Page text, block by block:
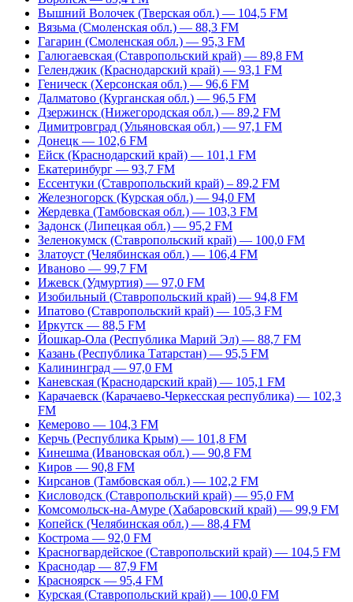
Вышний Волочек (Тверская обл.) — 104,5 FM
Вязьма (Смоленская обл.) — 88,3 FM
Гагарин (Смоленская обл.) — 95,3 FM
Галюгаевская (Ставропольский край) — 89,8 FM
Геленджик (Краснодарский край) — 93,1 FM
Геническ (Херсонская обл.) — 96,6 FM
Далматово (Курганская обл.) — 96,5 FM
Дзержинск (Нижегородская обл.) — 89,2 FM
Димитровград (Ульяновская обл.) — 97,1 FM
Донецк — 102,6 FM
Ейск (Краснодарский край) — 101,1 FM
Екатеринбург — 93,7 FM
Ессентуки (Ставропольский край) – 89,2 FM
Железногорск (Курская обл.) — 94,0 FM
Жердевка (Тамбовская обл.) — 103,3 FM
Задонск (Липецкая обл.) — 95,2 FM
Зеленокумск (Ставропольский край) — 100,0 FM
Златоуст (Челябинская обл.) — 106,4 FM
Иваново — 99,7 FM
Ижевск (Удмуртия) — 97,0 FM
Изобильный (Ставропольский край) — 94,8 FM
Ипатово (Ставропольский край) — 105,3 FM
Иркутск — 88,5 FM
Йошкар-Ола (Республика Марий Эл) — 88,7 FM
Казань (Республика Татарстан) — 95,5 FM
Калининград — 97,0 FM
Каневская (Краснодарский край) — 105,1 FM
Карачаевск (Карачаево-Черкесская республика) — 102,3
FM
Кемерово — 104,3 FM
Керчь (Республика Крым) — 101,8 FM
Кинешма (Ивановская обл.) — 90,8 FM
Киров — 90,8 FM
Кирсанов (Тамбовская обл.) — 102,2 FM
Кисловодск (Ставропольский край) — 95,0 FM
Комсомольск-на-Амуре (Хабаровский край) — 99,9 FM
Копейск (Челябинская обл.) — 88,4 FM
Кострома — 92,0 FM
Красногвардейское (Ставропольский край) — 104,5 FM
Краснодар — 87,9 FM
Красноярск — 95,4 FM
Курская (Ставропольский край) — 100,0 FM